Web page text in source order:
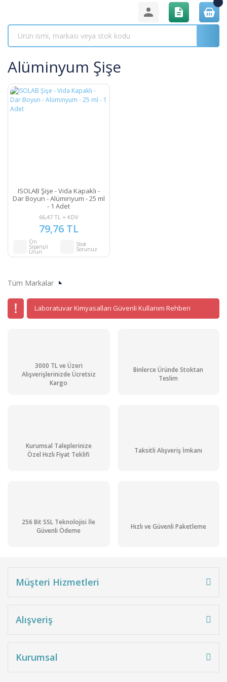
Alüminyum Şişe
ISOLAB Şişe - Vida Kapaklı -
Dar Boyun - Alüminyum - 25 ml
- 1 Adet
66,47 TL + KDV
79,76 TL
Ön
Siparişli
Ürün
Stok
Sorunuz
Tüm Markalar
Laboratuvar Kimyasalları Güvenli Kullanım Rehberi
3000 TL ve Üzeri
Alışverişlerinizde Ücretsiz
Kargo
Binlerce Üründe Stoktan
Teslim
Kurumsal Taleplerinize
Özel Hızlı Fiyat Teklifi
Taksitli Alışveriş İmkanı
256 Bit SSL Teknolojisi İle
Güvenli Ödeme
Hızlı ve Güvenli Paketleme
Müşteri Hizmetleri
Alışveriş
Kurumsal